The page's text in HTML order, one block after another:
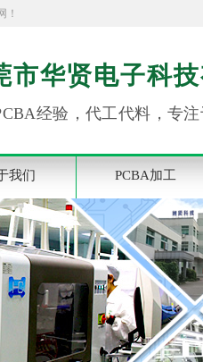
！
市华贤电子科
经验，代工代料，专
我们 PCBA加工